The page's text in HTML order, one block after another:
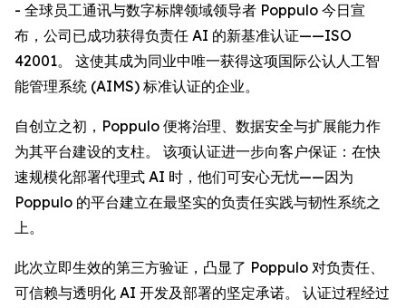
- 全球员工通讯与数字标牌领域领导者 Poppulo 今日宣
布，公司已成功获得负责任 AI 的新基准认证——ISO
42001。 这使其成为同业中唯一获得这项国际公认人工智
能管理系统 (AIMS) 标准认证的企业。
自创立之初，Poppulo 便将治理、数据安全与扩展能力作
为其平台建设的支柱。 该项认证进一步向客户保证：在快
速规模化部署代理式 AI 时，他们可安心无忧——因为
Poppulo 的平台建立在最坚实的负责任实践与韧性系统之
上。
此次立即生效的第三方验证，凸显了 Poppulo 对负责任、
可信赖与透明化 AI 开发及部署的坚定承诺。 认证过程经过